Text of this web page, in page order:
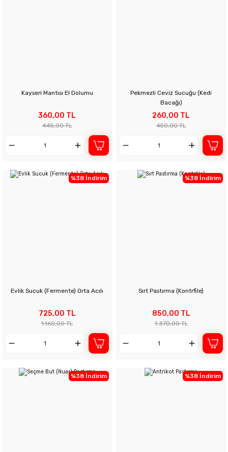
Kayseri Mantısı El Dolumu
360,00 TL
445,00 TL
Pekmezli Ceviz Sucuğu (Kedi
Bacağı)
260,00 TL
450,00 TL
%38 İndirim
Evlik Sucuk (Fermente) Orta Acılı
725,00 TL
1.160,00 TL
%38 İndirim
Sırt Pastırma (Kontrfile)
850,00 TL
1.370,00 TL
%38 İndirim %38 İndirim